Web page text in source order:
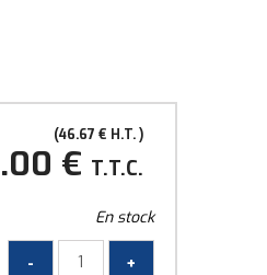
46.67 € H.T.
.00 € T.T.C.
En stock